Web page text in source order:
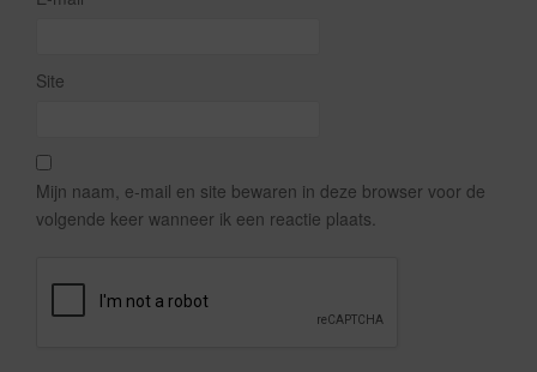
Site
Mijn naam, e-mail en site bewaren in deze browser voor de
volgende keer wanneer ik een reactie plaats.